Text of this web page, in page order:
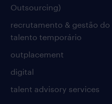
Outsourcing)
recrutamento & gestão do
talento temporário
outplacement
digital
talent advisory services